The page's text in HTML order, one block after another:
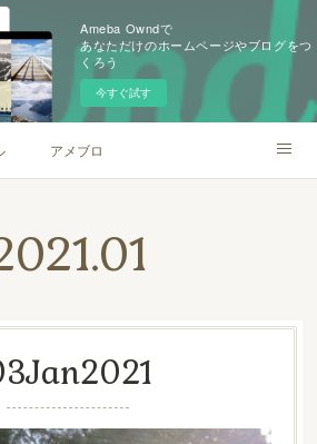
Ameba Owndで
あなただけのホームページやブログをつ
くろう
今すぐ試す
アメブロ
.01
Jan2021